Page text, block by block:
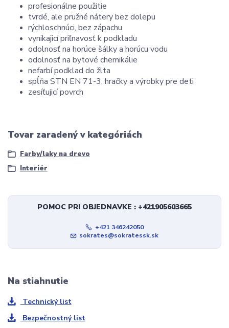
profesionálne použitie
tvrdé, ale pružné nátery bez dolepu
rýchloschnúci, bez zápachu
vynikajicí priľnavosť k podkladu
odolnosť na horúce šálky a horúcu vodu
odolnosť na bytové chemikálie
nefarbí podklad do žlta
spĺňa STN EN 71-3, hračky a výrobky pre deti
zesíťujicí povrch
Tovar zaradený v kategóriách
Farby/laky na drevo
Interiér
POMOC PRI OBJEDNAVKE : +421905603665
+421 346242050
sokrates@sokratessk.sk
Na stiahnutie
Technický list
Bezpečnostný list